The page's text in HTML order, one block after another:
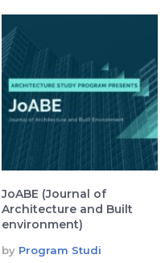
JoABE (Journal of
Architecture and Built
environment)
by Program Studi